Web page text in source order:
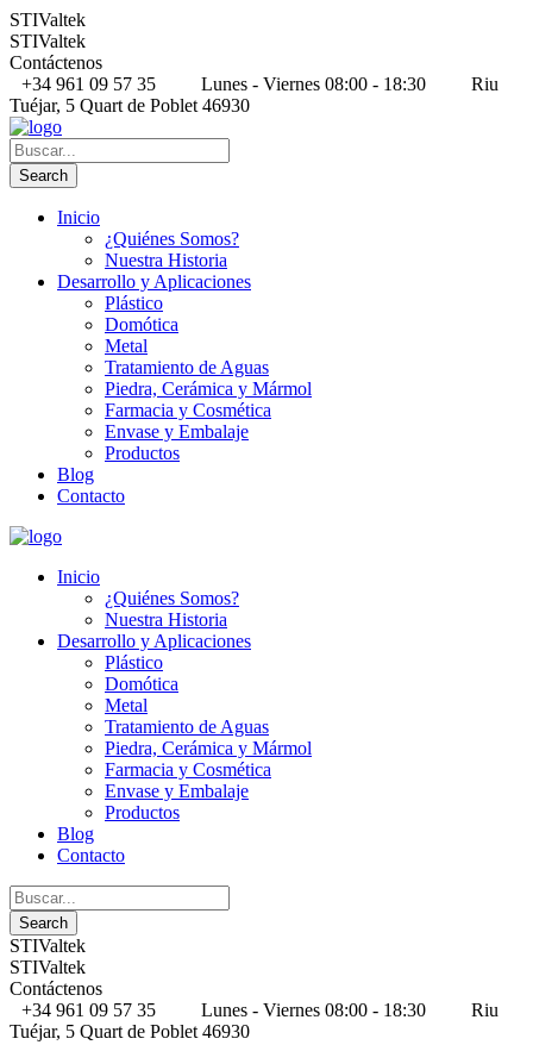
STIValtek
STIValtek
Contáctenos
+34 961 09 57 35
Lunes - Viernes 08:00 - 18:30
Riu
Tuéjar, 5 Quart de Poblet 46930
Inicio
¿Quiénes Somos?
Nuestra Historia
Desarrollo y Aplicaciones
Plástico
Domótica
Metal
Tratamiento de Aguas
Piedra, Cerámica y Mármol
Farmacia y Cosmética
Envase y Embalaje
Productos
Blog
Contacto
Inicio
¿Quiénes Somos?
Nuestra Historia
Desarrollo y Aplicaciones
Plástico
Domótica
Metal
Tratamiento de Aguas
Piedra, Cerámica y Mármol
Farmacia y Cosmética
Envase y Embalaje
Productos
Blog
Contacto
STIValtek
STIValtek
Contáctenos
+34 961 09 57 35
Lunes - Viernes 08:00 - 18:30
Riu
Tuéjar, 5 Quart de Poblet 46930